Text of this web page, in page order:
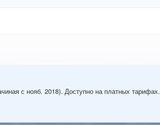
с нояб. 2018). Доступно на платных тарифах.